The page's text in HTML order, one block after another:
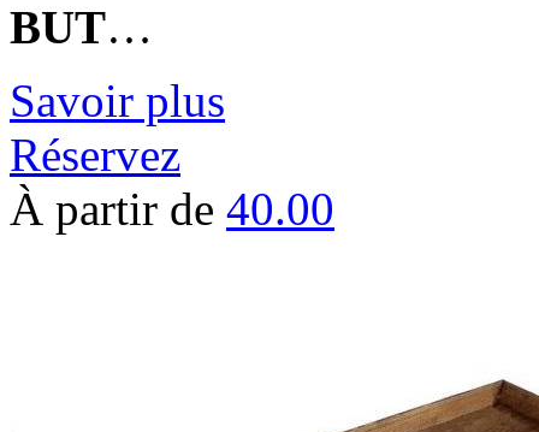
BUT…
Savoir plus
Réservez
À partir de 40.00